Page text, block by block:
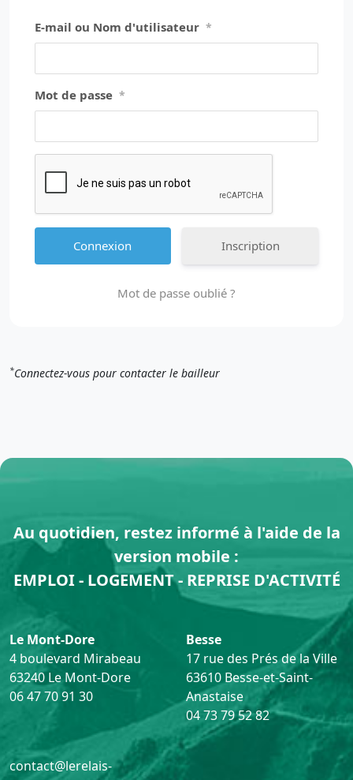
E-mail ou Nom d'utilisateur *
Mot de passe *
Inscription
Mot de passe oublié ?
*Connectez-vous pour contacter le bailleur
Au quotidien, restez informé à l'aide de la
version mobile :
EMPLOI - LOGEMENT - REPRISE D'ACTIVITÉ
Le Mont-Dore
4 boulevard Mirabeau
63240 Le Mont-Dore
06 47 70 91 30
Besse
17 rue des Prés de la Ville
63610 Besse-et-Saint-
Anastaise
04 73 79 52 82
contact@lerelais-